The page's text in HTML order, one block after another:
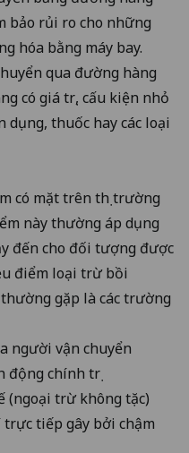
bảo rủi ro cho những
hóa bằng máy bay.
qua đường hàng
có giá trị, cấu kiện nhỏ
dụng, thuốc hay các loại
có mặt trên thị trường
này thường áp dụng
đến cho đối tượng được
điểm loại trừ bồi
gặp là các trường
người vận chuyển
động chính trị
(ngoại trừ không tặc)
tiếp gây bởi chậm